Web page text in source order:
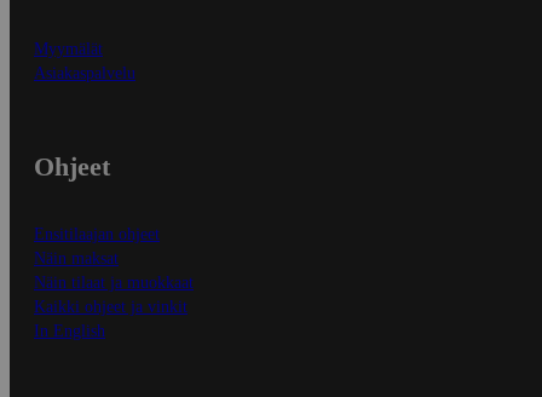
Myymälät
Asiakaspalvelu
Ohjeet
Ensitilaajan ohjeet
Näin maksat
Näin tilaat ja muokkaat
Kaikki ohjeet ja vinkit
In English